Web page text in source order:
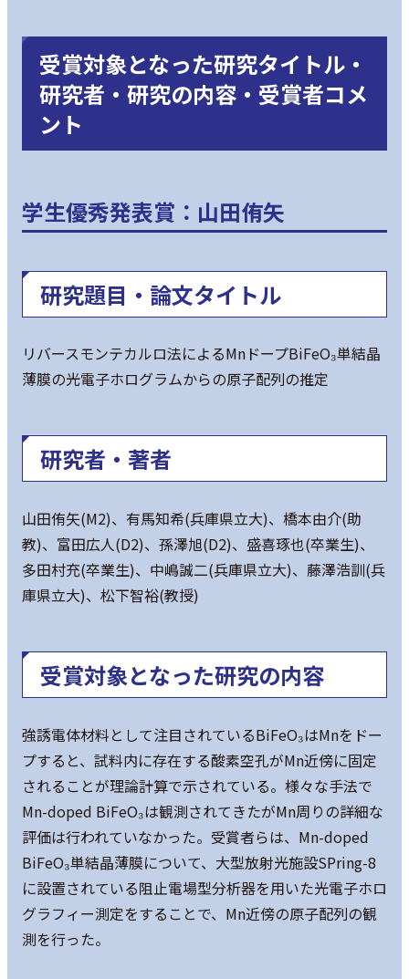
受賞対象となった研究タイトル・
研究者・研究の内容・受賞者コメ
ント
学生優秀発表賞：山田侑矢
研究題目・論文タイトル
リバースモンテカルロ法によるMnドープBiFeO₃単結晶
薄膜の光電子ホログラムからの原子配列の推定
研究者・著者
山田侑矢(M2)、有馬知希(兵庫県立大)、橋本由介(助
教)、富田広人(D2)、孫澤旭(D2)、盛喜琢也(卒業生)、
多田村充(卒業生)、中嶋誠二(兵庫県立大)、藤澤浩訓(兵
庫県立大)、松下智裕(教授)
受賞対象となった研究の内容
強誘電体材料として注目されているBiFeO₃はMnをドー
プすると、試料内に存在する酸素空孔がMn近傍に固定
されることが理論計算で示されている。様々な手法で
Mn-doped BiFeO₃は観測されてきたがMn周りの詳細な
評価は行われていなかった。受賞者らは、Mn-doped
BiFeO₃単結晶薄膜について、大型放射光施設SPring-8
に設置されている阻止電場型分析器を用いた光電⼦ホロ
グラフィー測定をすることで、Mn近傍の原⼦配列の観
測を行った。